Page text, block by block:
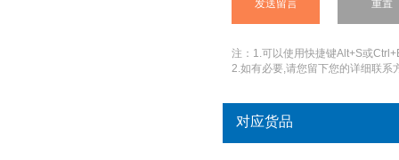
注：1.可以使用快捷键Alt+S或
2.如有必要,请您留下您的详细联系
对应货品